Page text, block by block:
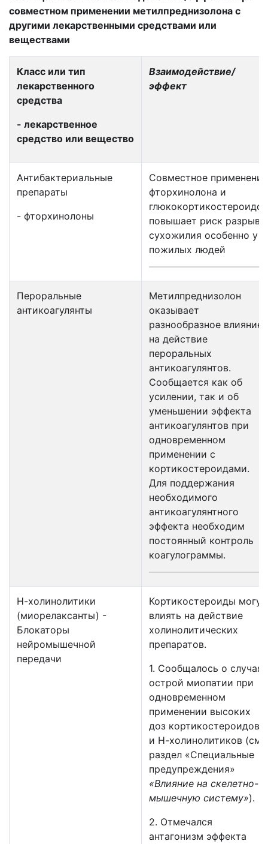
совместном применении метилпреднизолона с
другими лекарственными средствами или
веществами
Класс или тип
лекарственного
средства
- лекарственное
средство или вещество
Взаимодействие/
эффект
Антибактериальные
препараты
- фторхинолоны
Совместное применение
фторхинолона и
глюкокортикостероидов
повышает риск разрыв
сухожилия особенно у
пожилых людей
Пероральные
антикоагулянты
Метилпреднизолон
оказывает
разнообразное влияние
на действие
пероральных
антикоагулянтов.
Сообщается как об
усилении, так и об
уменьшении эффекта
антикоагулянтов при
одновременном
применении с
кортикостероидами.
Для поддержания
необходимого
антикоагулянтного
эффекта необходим
постоянный контроль
коагулограммы.
Н-холинолитики
(миорелаксанты) -
Блокаторы
нейромышечной
передачи
Кортикостероиды могут
влиять на действие
холинолитических
препаратов.
1. Сообщалось о случаях
острой миопатии при
одновременном
применении высоких
доз кортикостероидов
и Н-холинолитиков (см.
раздел «Специальные
предупреждения»
«Влияние на скелетно-
мышечную систему»).
2. Отмечался
антагонизм эффекта